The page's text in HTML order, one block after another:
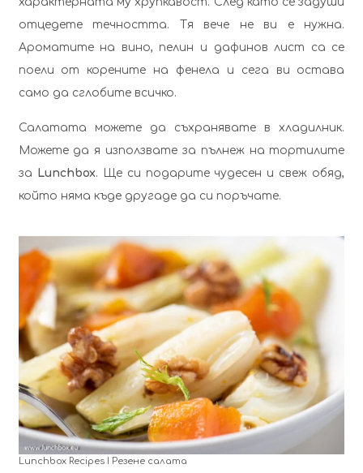
отцедете течността. Тя вече не ви е нужна.
Ароматите на вино, пелин и дафинов лист са се
поели от корените на фенела и сега ви остава
само да сглобите всичко.
Салатата можете да съхранявате в хладилник.
Можете да я използвате за пълнеж на тортилите
за
Lunchbox. Ще си подарите чудесен и свеж обяд,
който няма къде другаде да си поръчате.
Lunchbox Recipes I Резене салата